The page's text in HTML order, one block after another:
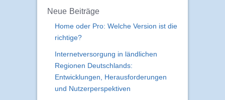
Neue Beiträge
Home oder Pro: Welche Version ist die
richtige?
Internetversorgung in ländlichen
Regionen Deutschlands:
Entwicklungen, Herausforderungen
und Nutzerperspektiven